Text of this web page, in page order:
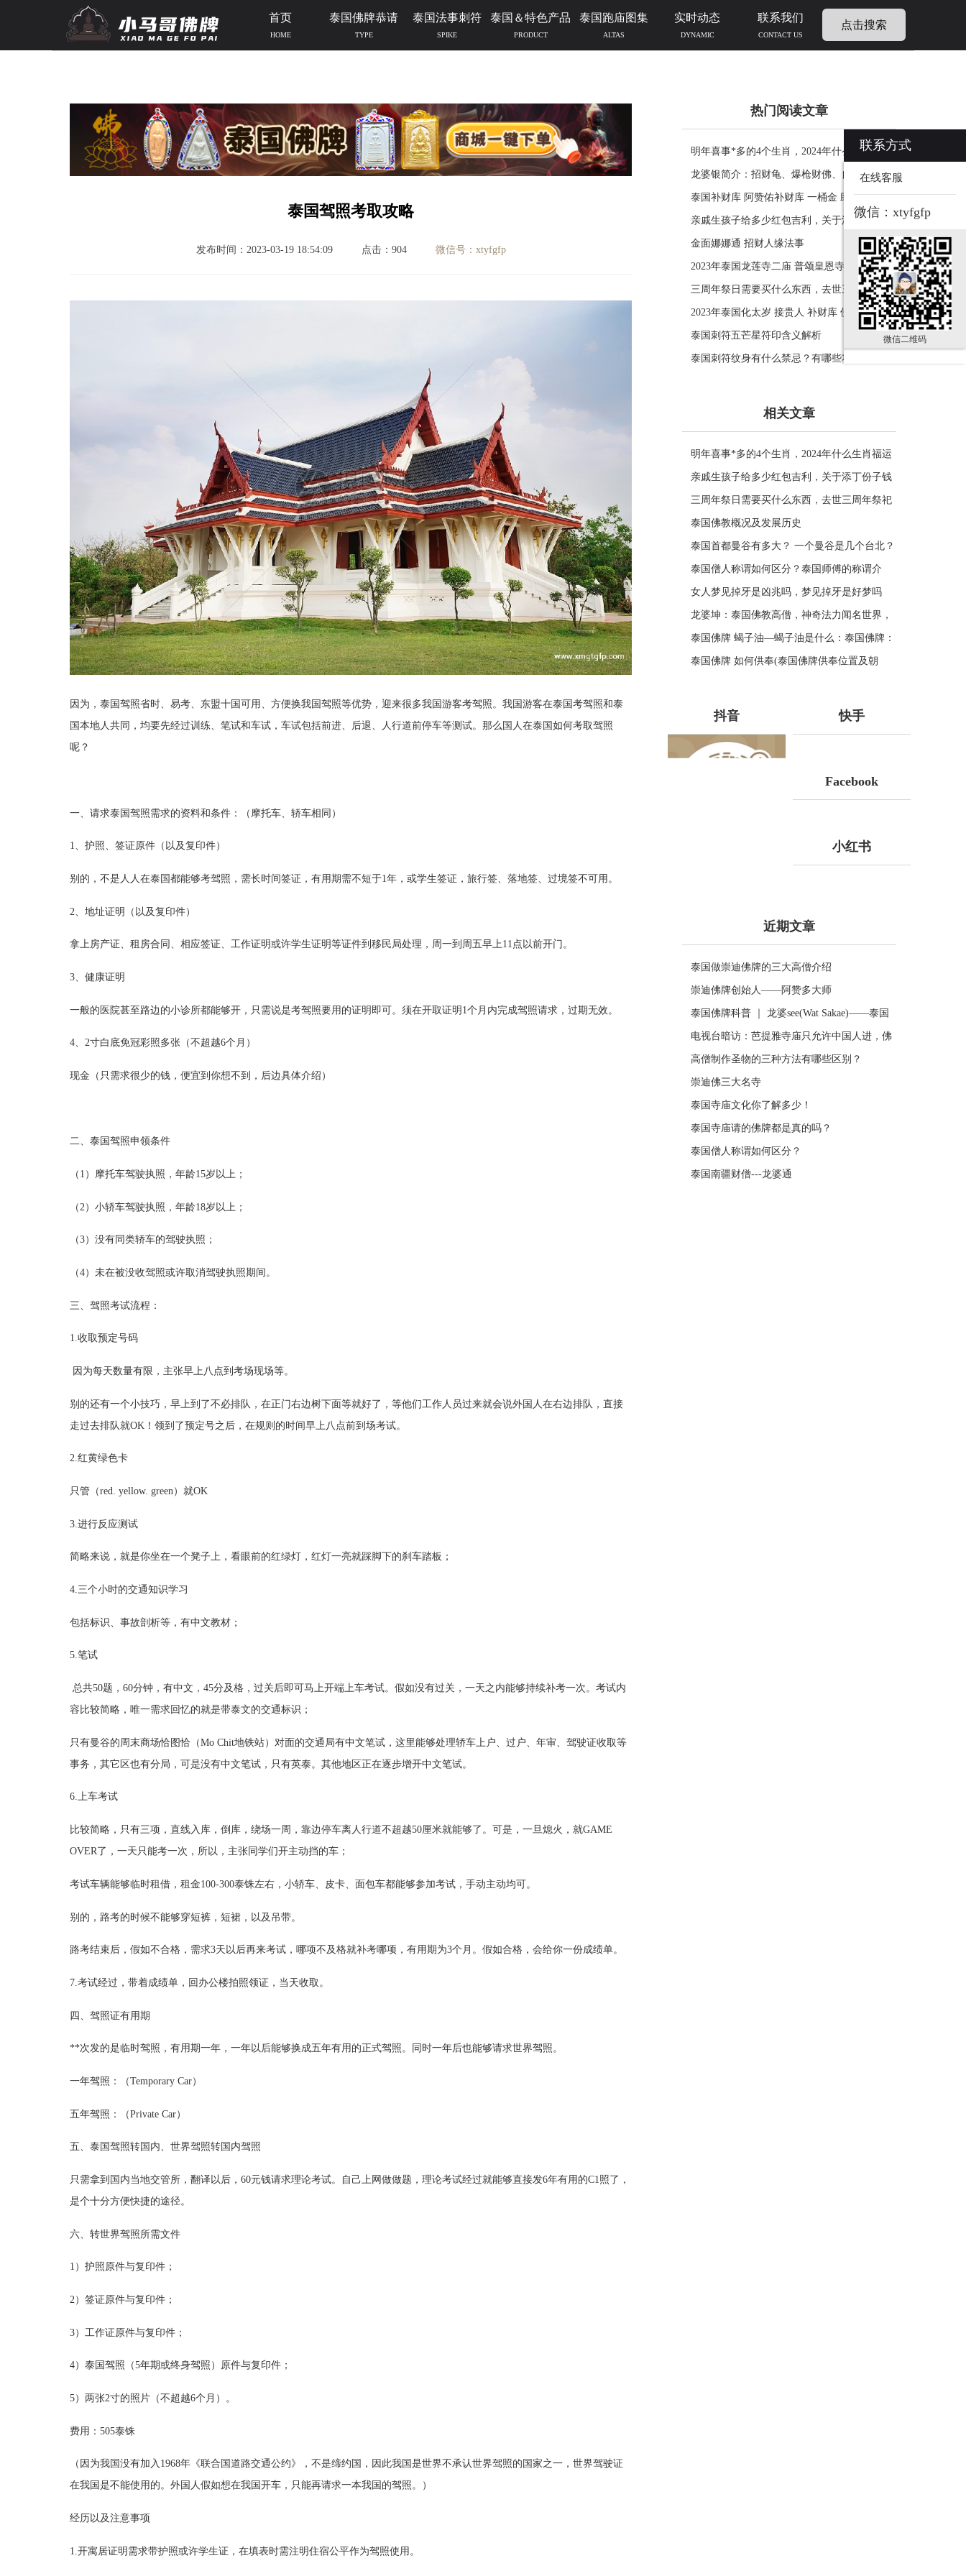
首页
HOME
泰国佛牌恭请
TYPE
泰国法事刺符
SPIKE
泰国＆特色产品
PRODUCT
泰国跑庙图集
ALTAS
实时动态
DYNAMIC
联系我们
CONTACT US
点击搜索
泰国驾照考取攻略
发布时间：2023-03-19 18:54:09 点击：904 微信号：xtyfgfp
因为，泰国驾照省时、易考、东盟十国可用、方便换我国驾照等优势，迎来很多我国游客考驾照。我国游客在泰国考驾照和泰
国本地人共同，均要先经过训练、笔试和车试，车试包括前进、后退、人行道前停车等测试。那么国人在泰国如何考取驾照
呢？
一、请求泰国驾照需求的资料和条件：（摩托车、轿车相同）
1、护照、签证原件（以及复印件）
别的，不是人人在泰国都能够考驾照，需长时间签证，有用期需不短于1年，或学生签证，旅行签、落地签、过境签不可用。
2、地址证明（以及复印件）
拿上房产证、租房合同、相应签证、工作证明或许学生证明等证件到移民局处理，周一到周五早上11点以前开门。
3、健康证明
一般的医院甚至路边的小诊所都能够开，只需说是考驾照要用的证明即可。须在开取证明1个月内完成驾照请求，过期无效。
4、2寸白底免冠彩照多张（不超越6个月）
现金（只需求很少的钱，便宜到你想不到，后边具体介绍）
二、泰国驾照申领条件
（1）摩托车驾驶执照，年龄15岁以上；
（2）小轿车驾驶执照，年龄18岁以上；
（3）没有同类轿车的驾驶执照；
（4）未在被没收驾照或许取消驾驶执照期间。
三、驾照考试流程：
1.收取预定号码
因为每天数量有限，主张早上八点到考场现场等。
别的还有一个小技巧，早上到了不必排队，在正门右边树下面等就好了，等他们工作人员过来就会说外国人在右边排队，直接
走过去排队就OK！领到了预定号之后，在规则的时间早上八点前到场考试。
2.红黄绿色卡
只管（red. yellow. green）就OK
3.进行反应测试
简略来说，就是你坐在一个凳子上，看眼前的红绿灯，红灯一亮就踩脚下的刹车踏板；
4.三个小时的交通知识学习
包括标识、事故剖析等，有中文教材；
5.笔试
总共50题，60分钟，有中文，45分及格，过关后即可马上开端上车考试。假如没有过关，一天之内能够持续补考一次。考试内
容比较简略，唯一需求回忆的就是带泰文的交通标识；
只有曼谷的周末商场恰图恰（Mo Chit地铁站）对面的交通局有中文笔试，这里能够处理轿车上户、过户、年审、驾驶证收取等
事务，其它区也有分局，可是没有中文笔试，只有英泰。其他地区正在逐步增开中文笔试。
6.上车考试
比较简略，只有三项，直线入库，倒库，绕场一周，靠边停车离人行道不超越50厘米就能够了。可是，一旦熄火，就GAME
OVER了，一天只能考一次，所以，主张同学们开主动挡的车；
考试车辆能够临时租借，租金100-300泰铢左右，小轿车、皮卡、面包车都能够参加考试，手动主动均可。
别的，路考的时候不能够穿短裤，短裙，以及吊带。
路考结束后，假如不合格，需求3天以后再来考试，哪项不及格就补考哪项，有用期为3个月。假如合格，会给你一份成绩单。
7.考试经过，带着成绩单，回办公楼拍照领证，当天收取。
四、驾照证有用期
**次发的是临时驾照，有用期一年，一年以后能够换成五年有用的正式驾照。同时一年后也能够请求世界驾照。
一年驾照：（Temporary Car）
五年驾照：（Private Car）
五、泰国驾照转国内、世界驾照转国内驾照
只需拿到国内当地交管所，翻译以后，60元钱请求理论考试。自己上网做做题，理论考试经过就能够直接发6年有用的C1照了，
是个十分方便快捷的途径。
六、转世界驾照所需文件
1）护照原件与复印件；
2）签证原件与复印件；
3）工作证原件与复印件；
4）泰国驾照（5年期或终身驾照）原件与复印件；
5）两张2寸的照片（不超越6个月）。
费用：505泰铢
（因为我国没有加入1968年《联合国道路交通公约》，不是缔约国，因此我国是世界不承认世界驾照的国家之一，世界驾驶证
在我国是不能使用的。外国人假如想在我国开车，只能再请求一本我国的驾照。）
经历以及注意事项
1.开寓居证明需求带护照或许学生证，在填表时需注明住宿公平作为驾照使用。
热门阅读文章
明年喜事*多的4个生肖，2024年什么生肖福运
临门好事连连
龙婆银简介：招财龟、爆枪财佛、自身佛牌的
功效介绍
泰国补财库 阿赞佑补财库 一桶金 助力生意财
运财富
亲戚生孩子给多少红包吉利，关于添丁份子钱
风水讲究
金面娜娜通 招财人缘法事
2023年泰国龙莲寺二庙 普颂皇恩寺化太岁 接
贵人 补财库 佛历2566年
三周年祭日需要买什么东西，去世三周年祭祀
用品风水
2023年泰国化太岁 接贵人 补财库 佛历2566年
泰国刺符五芒星符印含义解析
泰国刺符纹身有什么禁忌？有哪些功效？
相关文章
明年喜事*多的4个生肖，2024年什么生肖福运
临门好事连连
亲戚生孩子给多少红包吉利，关于添丁份子钱
风水讲究
三周年祭日需要买什么东西，去世三周年祭祀
用品风水
泰国佛教概况及发展历史
泰国首都曼谷有多大？ 一个曼谷是几个台北？
一张图看曼谷面积与各大城市比较
泰国僧人称谓如何区分？泰国师傅的称谓介
绍。
女人梦见掉牙是凶兆吗，梦见掉牙是好梦吗
龙婆坤：泰国佛教高僧，神奇法力闻名世界，
受众敬仰的灵性导师
泰国佛牌 蝎子油—蝎子油是什么：泰国佛牌：
蝎子油的神奇力量
泰国佛牌 如何供奉(泰国佛牌供奉位置及朝
抖音 快手
Facebook
小红书
近期文章
泰国做崇迪佛牌的三大高僧介绍
崇迪佛牌创始人——阿赞多大师
泰国佛牌科普 ｜ 龙婆see(Wat Sakae)——泰国
四面神前三高僧
电视台暗访：芭提雅寺庙只允许中国人进，佛
牌高于常价100多倍！
高僧制作圣物的三种方法有哪些区别？
崇迪佛三大名寺
泰国寺庙文化你了解多少！
泰国寺庙请的佛牌都是真的吗？
泰国僧人称谓如何区分？
泰国南疆财僧---龙婆通
联系方式
在线客服
微信：xtyfgfp
微信二维码